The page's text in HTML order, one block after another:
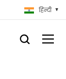
हिन्दी